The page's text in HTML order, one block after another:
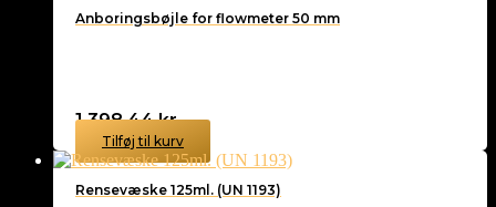
Anboringsbøjle for flowmeter 50 mm
1.398,44kr.
Tilføj til kurv
Rensevæske 125ml. (UN 1193)